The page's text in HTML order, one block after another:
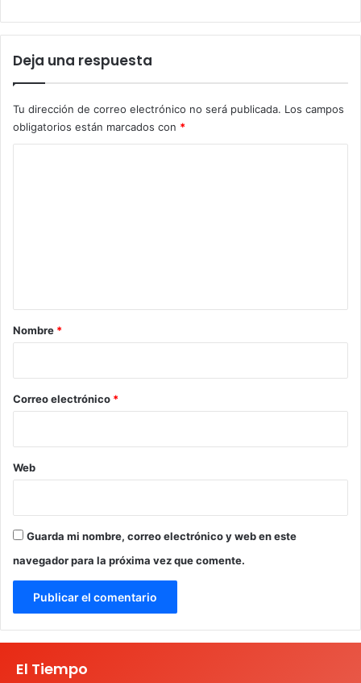
Deja una respuesta
Tu dirección de correo electrónico no será publicada. Los campos
obligatorios están marcados con *
r
*
Nombre *
Correo electrónico *
Web
Guarda mi nombre, correo electrónico y web en este
navegador para la próxima vez que comente.
El Tiempo